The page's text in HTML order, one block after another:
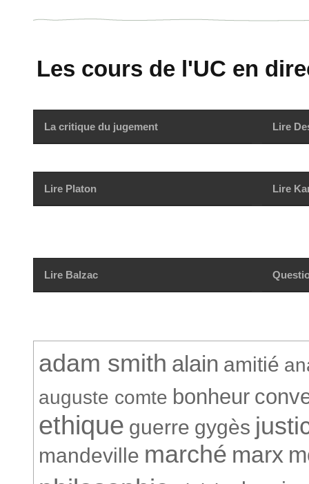
Les cours de l'UC en
La critique du jugement Lire
Lire Platon Lire
Lire Balzac
adam smith alain amitié
auguste comte bonheur
ethique guerre gygès
mandeville marché marx